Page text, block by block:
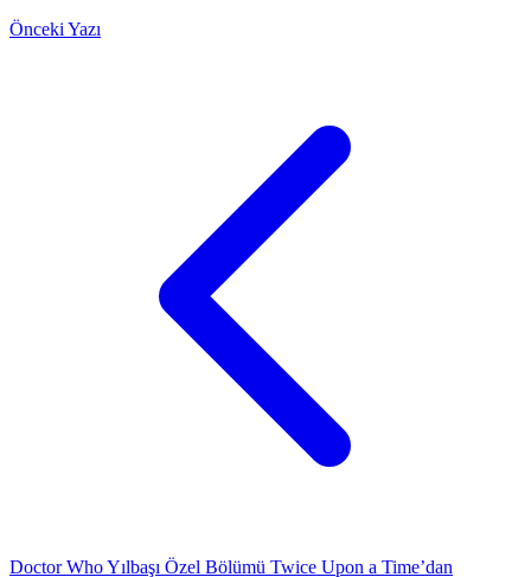
Önceki Yazı
Doctor Who Yılbaşı Özel Bölümü Twice Upon a Time’dan